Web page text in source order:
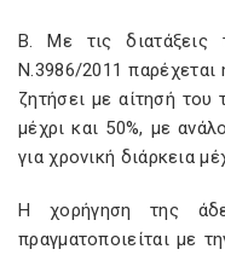
Β. Με τις
Ν.3986/2011
ζητήσει με αίτησή
μέχρι και 50%, με
για χρονική διάρκεια
Η χορήγηση της
πραγματοποιείται με